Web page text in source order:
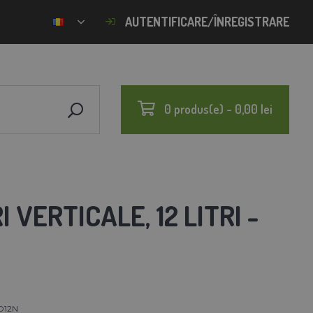
AUTENTIFICARE/ÎNREGISTRARE
0 produs(e) - 0,00 lei
VERTICALE, 12 LITRI -